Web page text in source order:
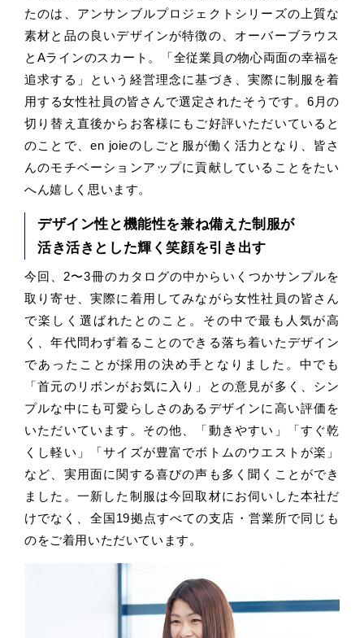
たのは、アンサンブルプロジェクトシリーズの上質な
素材と品の良いデザインが特徴の、オーバーブラウス
とAラインのスカート。「全従業員の物心両面の幸福を
追求する」という経営理念に基づき、実際に制服を着
用する女性社員の皆さんで選定されたそうです。6月の
切り替え直後からお客様にもご好評いただいていると
のことで、en joieのしごと服が働く活力となり、皆さ
んのモチベーションアップに貢献していることをたい
へん嬉しく思います。
デザイン性と機能性を兼ね備えた制服が
活き活きとした輝く笑顔を引き出す
今回、2〜3冊のカタログの中からいくつかサンプルを
取り寄せ、実際に着用してみながら女性社員の皆さん
で楽しく選ばれたとのこと。その中で最も人気が高
く、年代問わず着ることのできる落ち着いたデザイン
であったことが採用の決め手となりました。中でも
「首元のリボンがお気に入り」との意見が多く、シン
プルな中にも可愛らしさのあるデザインに高い評価を
いただいています。その他、「動きやすい」「すぐ乾
くし軽い」「サイズが豊富でボトムのウエストが楽」
など、実用面に関する喜びの声も多く聞くことができ
ました。一新した制服は今回取材にお伺いした本社だ
けでなく、全国19拠点すべての支店・営業所で同じも
のをご着用いただいています。